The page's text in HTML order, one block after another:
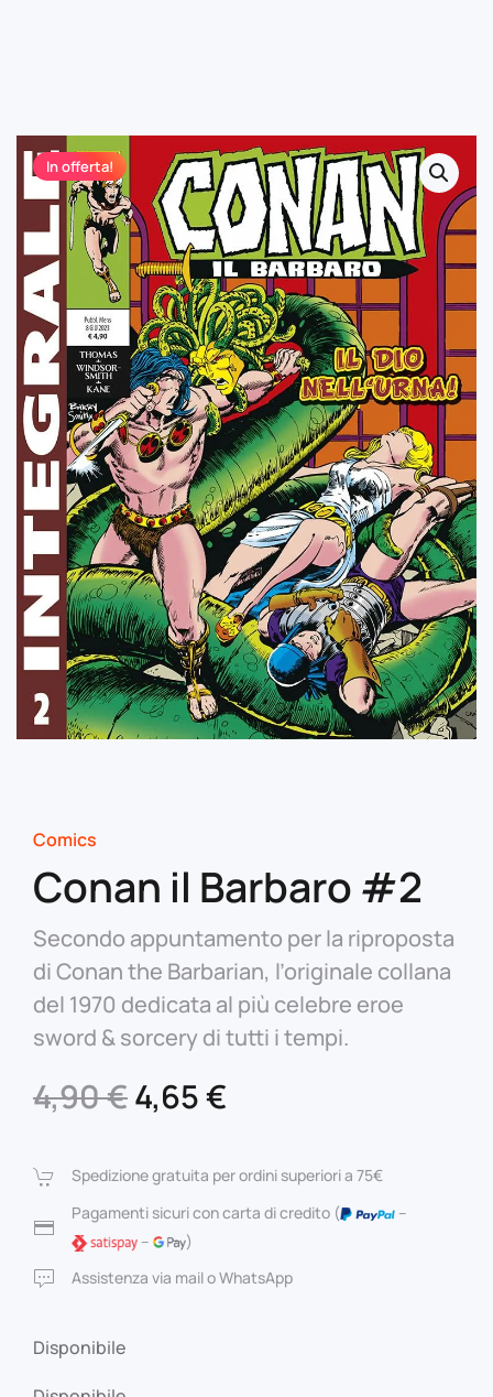
In offerta!
Comics
Conan il Barbaro #2
Secondo appuntamento per la riproposta
di Conan the Barbarian, l’originale collana
del 1970 dedicata al più celebre eroe
sword & sorcery di tutti i tempi.
4,90€Il
originale
era:
4,90 €.
4,65€
attuale
è:
Spedizione gratuita per ordini superiori a 75€
Pagamenti sicuri con carta di credito (
–
–
)
Assistenza via mail o WhatsApp
Disponibile